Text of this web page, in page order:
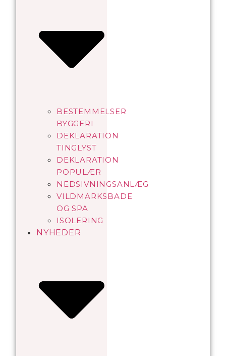
BESTEMMELSER
BYGGERI
DEKLARATION
TINGLYST
DEKLARATION
POPULÆR
NEDSIVNINGSANLÆG
VILDMARKSBADE
OG SPA
ISOLERING
NYHEDER